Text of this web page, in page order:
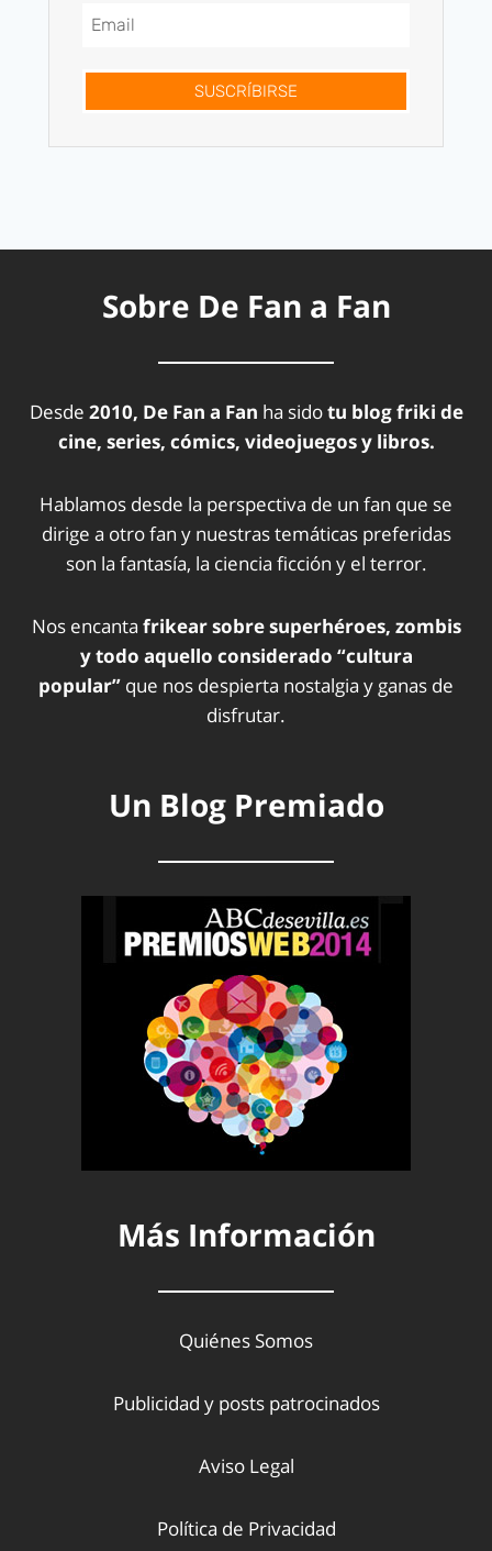
SUSCRÍBIRSE
Sobre De Fan a Fan
Desde 2010, De Fan a Fan ha sidotu blog friki de
cine, series, cómics, videojuegos y libros.
Hablamos desde la perspectiva de un fan que se
dirige a otro fan y nuestras temáticas preferidas
son la fantasía, la ciencia ficción y el terror.
Nos encanta frikear sobre superhéroes, zombis
y todo aquello considerado “cultura
popular” que nos despierta nostalgia y ganas de
disfrutar.
Un Blog Premiado
Más Información
Quiénes Somos
Publicidad y posts patrocinados
Aviso Legal
Política de Privacidad